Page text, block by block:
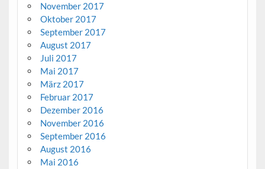
November 2017
Oktober 2017
September 2017
August 2017
Juli 2017
Mai 2017
März 2017
Februar 2017
Dezember 2016
November 2016
September 2016
August 2016
Mai 2016